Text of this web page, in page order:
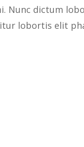
Nunc dictum
lobortis elit